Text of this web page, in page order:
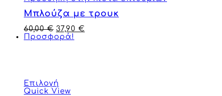
Μπλούζα με τρουκ
60,00€ 37,90 €
Προσφορά!
Επιλογή
Quick View